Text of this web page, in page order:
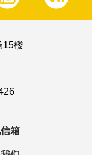
15楼
箱